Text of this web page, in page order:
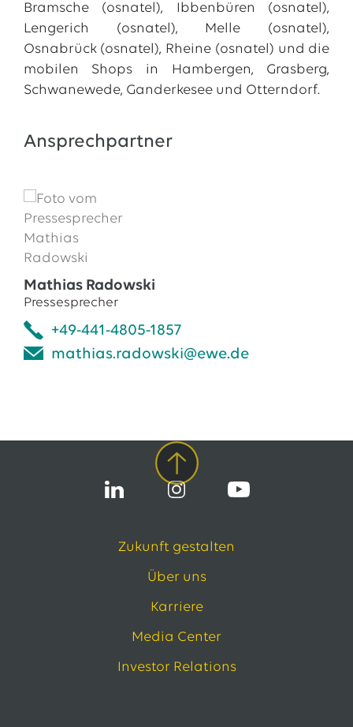
Bramsche (osnatel), Ibbenbüren (osnatel),
Lengerich (osnatel), Melle (osnatel),
Osnabrück (osnatel), Rheine (osnatel) und die
mobilen Shops in Hambergen, Grasberg,
Schwanewede, Ganderkesee und Otterndorf.
Ansprechpartner
Mathias Radowski
Pressesprecher
+49-441-4805-1857
mathias.radowski@ewe.de
Zukunft gestalten
Über uns
Karriere
Media Center
Investor Relations